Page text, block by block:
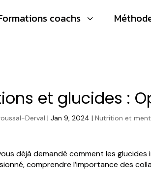
3
coachs
et glucides :
Derval |Jan 9, 2024 |Nutrition et
déjà demandé comment les
comprendre l’importance des